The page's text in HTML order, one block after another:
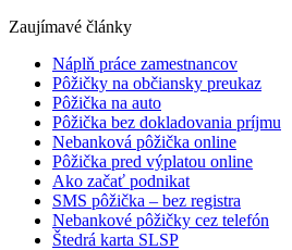
Zaujímavé články
Náplň práce zamestnancov
Pôžičky na občiansky preukaz
Pôžička na auto
Pôžička bez dokladovania príjmu
Nebanková pôžička online
Pôžička pred výplatou online
Ako začať podnikat
SMS pôžička – bez registra
Nebankové pôžičky cez telefón
Štedrá karta SLSP